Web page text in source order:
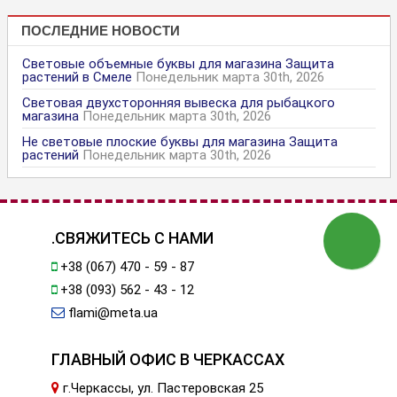
ПОСЛЕДНИЕ НОВОСТИ
Световые объемные буквы для магазина Защита
растений в Смеле Понедельник марта 30th, 2026
Световая двухсторонняя вывеска для рыбацкого
магазина Понедельник марта 30th, 2026
Не световые плоские буквы для магазина Защита
растений Понедельник марта 30th, 2026
.СВЯЖИТЕСЬ С НАМИ
+38 (067) 470 - 59 - 87
+38 (093) 562 - 43 - 12
flami@meta.ua
ГЛАВНЫЙ ОФИС В ЧЕРКАССАХ
г.Черкассы, ул. Пастеровская 25